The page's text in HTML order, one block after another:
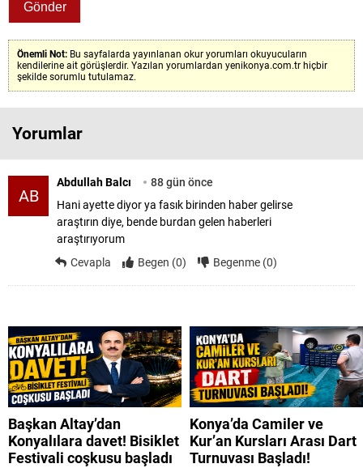
Önemli Not: Bu sayfalarda yayınlanan okur yorumları okuyucuların
kendilerine ait görüşlerdir. Yazılan yorumlardan yenikonya.com.tr hiçbir
şekilde sorumlu tutulamaz.
Yorumlar
AB
Abdullah Balcı
88 gün önce
Hani ayette diyor ya fasık birinden haber gelirse
araştırın diye, bende burdan gelen haberleri
araştırıyorum
Cevapla
Begen (0) Begenme (0)
Başkan Altay’dan
Konyalılara davet! Bisiklet
Festivali coşkusu başladı
Konya’da Camiler ve
Kur’an Kursları Arası Dart
Turnuvası Başladı!